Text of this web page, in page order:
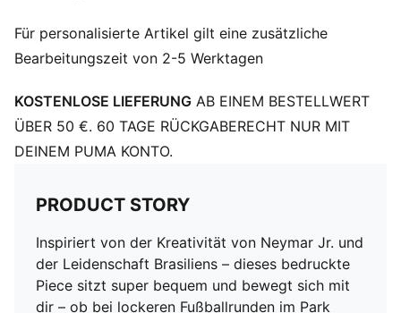
Für personalisierte Artikel gilt eine zusätzliche
Bearbeitungszeit von 2-5 Werktagen
KOSTENLOSE LIEFERUNG AB EINEM BESTELLWERT
ÜBER 50 €. 60 TAGE RÜCKGABERECHT NUR MIT
DEINEM PUMA KONTO.
PRODUCT STORY
Inspiriert von der Kreativität von Neymar Jr. und
der Leidenschaft Brasiliens – dieses bedruckte
Piece sitzt super bequem und bewegt sich mit
dir – ob bei lockeren Fußballrunden im Park